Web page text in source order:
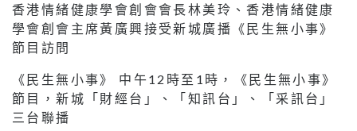
香港情緒健康學會創會會長林美玲、香港情緒健康
學會創會主席黃廣興接受新城廣播《民生無小事》
節目訪問
《民生無小事》 中午12時至1時，《民生無小事》
節目，新城「財經台」、「知訊台」、「采訊台」
三台聯播